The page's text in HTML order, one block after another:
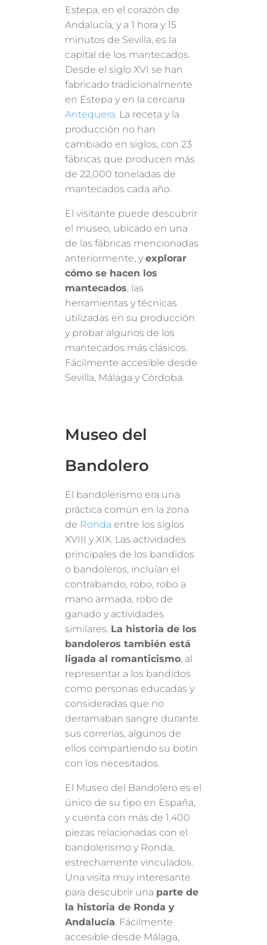
Estepa, en el corazón de
Andalucía, y a 1 hora y 15
minutos de Sevilla, es la
capital de los mantecados.
Desde el siglo XVI se han
fabricado tradicionalmente
en Estepa y en la cercana
Antequera. La receta y la
producción no han
cambiado en siglos, con 23
fábricas que producen más
de 22,000 toneladas de
mantecados cada año.
El visitante puede descubrir
el museo, ubicado en una
de las fábricas mencionadas
anteriormente, yexplorar
cómo se hacen los
mantecados, las
herramientas y técnicas
utilizadas en su producción
y probar algunos de los
mantecados más clásicos.
Fácilmente accesible desde
Sevilla, Málaga y Córdoba.
Museo del
Bandolero
El bandolerismo era una
práctica común en la zona
de Ronda entre los siglos
XVIII y XIX. Las actividades
principales de los bandidos
o bandoleros, incluían el
contrabando, robo, robo a
mano armada, robo de
ganado y actividades
similares. La historia de los
bandoleros también está
ligada al romanticismo, al
representar a los bandidos
como personas educadas y
consideradas que no
derramaban sangre durante
sus correrías, algunos de
ellos compartiendo su botín
con los necesitados.
El Museo del Bandolero es el
único de su tipo en España,
y cuenta con más de 1.400
piezas relacionadas con el
bandolerismo y Ronda,
estrechamente vinculados.
Una visita muy interesante
para descubrir una parte de
la historia de Ronda y
Andalucía. Fácilmente
accesible desde Málaga,